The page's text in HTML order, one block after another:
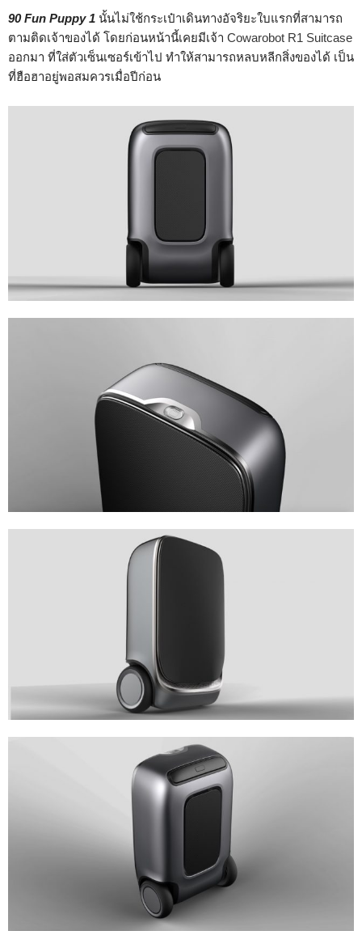
90 Fun Puppy 1 นั้นไม่ใช้กระเป๋าเดินทางอัจริยะใบแรกที่สามารถ
ตามติดเจ้าของได้ โดยก่อนหน้านี้เคยมีเจ้า Cowarobot R1 Suitcase
ออกมา ที่ใส่ตัวเซ็นเซอร์เข้าไป ทำให้สามารถหลบหลีกสิ่งของได้ เป็น
ที่ฮือฮาอยู่พอสมควรเมื่อปีก่อน